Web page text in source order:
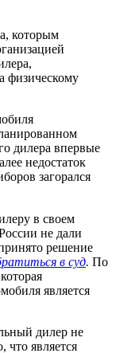
которым
физическому
дилера впервые
недостаток
загорался
в своем
не дали
решение
в суд. По
является
дилер не
что является